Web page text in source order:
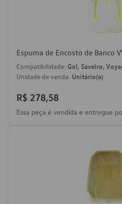
Espuma de Encosto de Banco
Compatibilidade: Gol, Saveiro,
Unidade de venda: Unitário(a)
R$ 278,58
Essa peça é vendida e entregue